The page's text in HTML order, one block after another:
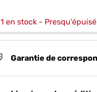
1 en stock - Presqu'épuisé
Garantie de